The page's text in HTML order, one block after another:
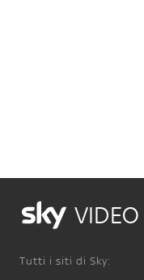
VIDEO
Tutti i siti di Sky: